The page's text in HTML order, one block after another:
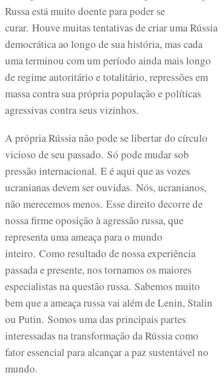
Russa está muito doente para poder se
curar. Houve muitas tentativas de criar uma Rússia
democrática ao longo de sua história, mas cada
uma terminou com um período ainda mais longo
de regime autoritário e totalitário, repressões em
massa contra sua própria população e políticas
agressivas contra seus vizinhos.
A própria Rússia não pode se libertar do círculo
vicioso de seu passado. Só pode mudar sob
pressão internacional. E é aqui que as vozes
ucranianas devem ser ouvidas. Nós, ucranianos,
não merecemos menos. Esse direito decorre de
nossa firme oposição à agressão russa, que
representa uma ameaça para o mundo
inteiro. Como resultado de nossa experiência
passada e presente, nos tornamos os maiores
especialistas na questão russa. Sabemos muito
bem que a ameaça russa vai além de Lenin, Stalin
ou Putin. Somos uma das principais partes
interessadas na transformação da Rússia como
fator essencial para alcançar a paz sustentável no
mundo.